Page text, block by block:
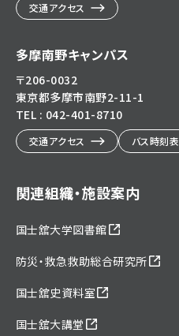
交通アクセス
多摩南野キャンパス
〒206-0032
東京都多摩市南野2-11-1
TEL : 042-401-8710
交通アクセス バス時刻表
関連組織・施設案内
国士舘大学図書館
防災・救急救助総合研究所
国士舘史資料室
国士舘大講堂